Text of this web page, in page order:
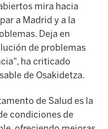
mira hacia
a Madrid y a la
Deja en
de problemas
ha criticado
de Osakidetza.
de Salud es la
condiciones de